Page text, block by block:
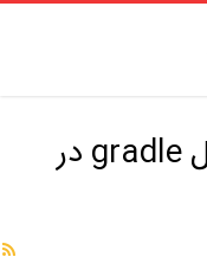
رفع مشکل gradle در